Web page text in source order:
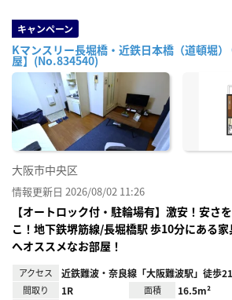
キャンペーン
Kマンスリー長堀橋・近鉄日本橋（道頓堀
屋】(No.834540)
大阪市中央区
情報更新日 2026/08/02 11:26
【オートロック付・駐輪場有】激安！安さ
こ！地下鉄堺筋線/長堀橋駅 歩10分にある
へオススメなお部屋！
アクセス 近鉄難波・奈良線「大阪難波駅」徒歩
間取り 1R 面積 16.5m²